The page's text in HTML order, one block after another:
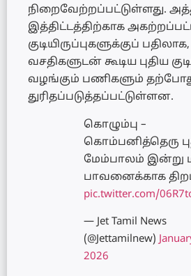
நிறைவேற்றப்பட்டுள்ளது.
இத்திட்டத்திற்காக
குடியிருப்புகளுக்குப்
வசதிகளுடன் கூடிய புதிய
வழங்கும் பணிகளும்
துரிதப்படுத்தப்பட்டுள்ளன.
கொழும்பு –
கொம்பனித்தெரு
மேம்பாலம் இன்று
பாவனைக்காக
pic.twitter.com/
— Jet Tamil News
(@Jettamilnew)
2026